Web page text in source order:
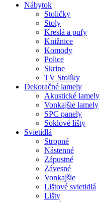
Nábytok
Stoličky
Stoly
Kreslá a pufy
Knižnice
Komody
Police
Skrine
TV Stolíky
Dekoračné lamely
Akustické lamely
Vonkajšie lamely
SPC panely
Soklové lišty
Svietidlá
Stropné
Nástenné
Zápustné
Závesné
Vonkajšie
Lištové svietidlá
Lišty